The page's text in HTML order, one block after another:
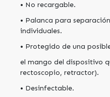
• No recargable.
• Palanca para
individuales.
• Protegido de una
el mango del dispositivo
rectoscopio, retractor).
• Desinfectable.